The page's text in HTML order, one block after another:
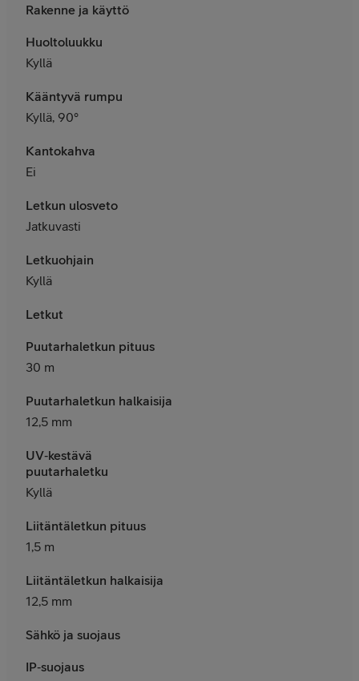
Rakenne ja käyttö
Huoltoluukku
Kyllä
Kääntyvä rumpu
Kyllä, 90°
Kantokahva
Ei
Letkun ulosveto
Jatkuvasti
Letkuohjain
Kyllä
Letkut
Puutarhaletkun pituus
30 m
Puutarhaletkun halkaisija
12,5 mm
UV‑kestävä
puutarhaletku
Kyllä
Liitäntäletkun pituus
1,5 m
Liitäntäletkun halkaisija
12,5 mm
Sähkö ja suojaus
IP‑suojaus